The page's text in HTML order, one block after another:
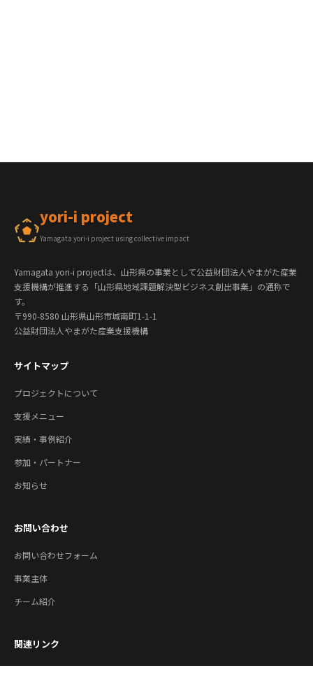
yori-i project
Yamagata yori-i project using collective impact
Yamagata yori-i projectは、山形県の事業として公益財団法人やまがた産業
支援機構が推進する「山形県地域課題解決型ビジネス創出事業」の通称で
す。
〒990-8580 山形県山形市城南町1-1-1
公益財団法人やまがた産業支援機構
サイトマップ
プロジェクトについて
支援メニュー
実績・事例紹介
参加・パートナー
お知らせ
お問い合わせ
お問い合わせフォーム
事業主体
チーム紹介
関連リンク